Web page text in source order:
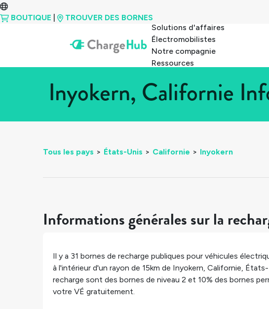
BOUTIQUE
TROUVER DES BORNES
Solutions d'affaires
Électromobilistes
Notre compagnie
Ressources
Inyokern, Californie
Tous les pays > États-Unis > Californie > Inyokern
Informations générales sur la
Il y a 31 bornes de recharge publiques pour véhicules
à l'intérieur d'un rayon de 15km de Inyokern, Californie, États-
recharge sont des bornes de niveau 2 et 10% des bornes
votre VÉ gratuitement.